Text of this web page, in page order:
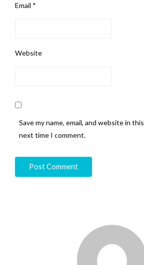
Email *
Website
Save my name, email, and website in
next time I comment.